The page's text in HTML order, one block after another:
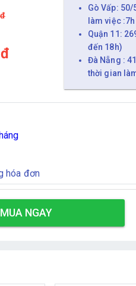
Gò Vấp: 50/
làm việc
Quận 11:
đến 18h)
Đà Nẵng :
thời gian
hóa đơn
MUA NGAY